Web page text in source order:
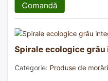
Comandă
Spirale ecologice
Categorie: Produse de